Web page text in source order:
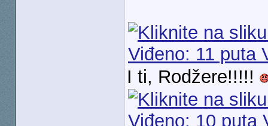
I ti, Rodžere!!!!!